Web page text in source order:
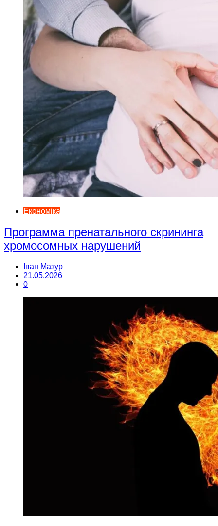
Економіка
Программа пренатального скрининга
хромосомных нарушений
Іван Мазур
21.05.2026
0